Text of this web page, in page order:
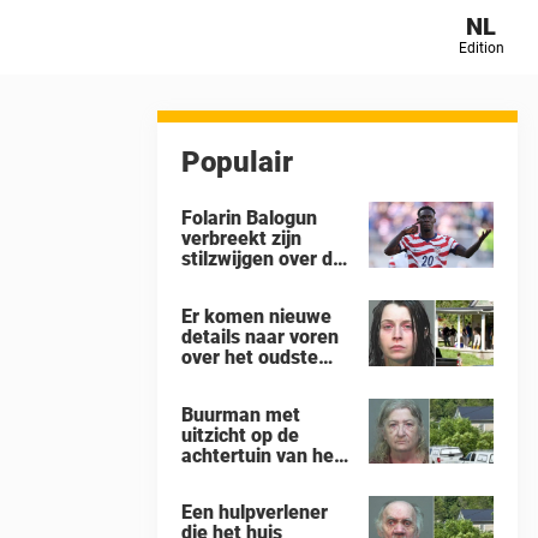
NL
Edition
Populair
Folarin Balogun
verbreekt zijn
stilzwijgen over de
de 4-1-nederlaag
van de VS tegen
België op het WK
Er komen nieuwe
details naar voren
over het oudste
kinderen werden
achtergelaten om
weg te kwijnen als
dieren’
Buurman met
uitzicht op de
achtertuin van het
kinderen ‘aan hun
Een hulpverlener
die het huis